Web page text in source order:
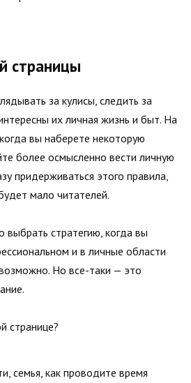
страницы
за кулисы, следить за
их личная жизнь и быт. На
вы наберете некоторую
более осмысленно вести личную
придерживаться этого правила,
мало читателей.
стратегию, когда вы
и в личные области
Но все-таки — это
странице?
семья, как проводите время